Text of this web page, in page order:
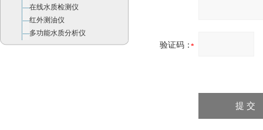
在线水质检测仪
红外测油仪
多功能水质分析仪
验证码：